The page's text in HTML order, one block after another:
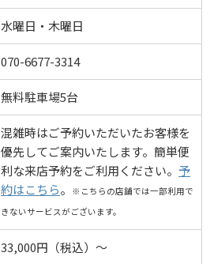
水曜日・木曜日
070-6677-3314
無料駐車場5台
混雑時はご予約いただいたお客様を
優先してご案内いたします。簡単便
利な来店予約をご利用ください。 予
約はこちら。
※こちらの店舗では一部利用で
きないサービスがございます。
33,000円（税込）～